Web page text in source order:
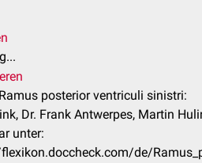
posterior ventriculi sinistri:
Dr. Frank Antwerpes, Martin
unter:
de/